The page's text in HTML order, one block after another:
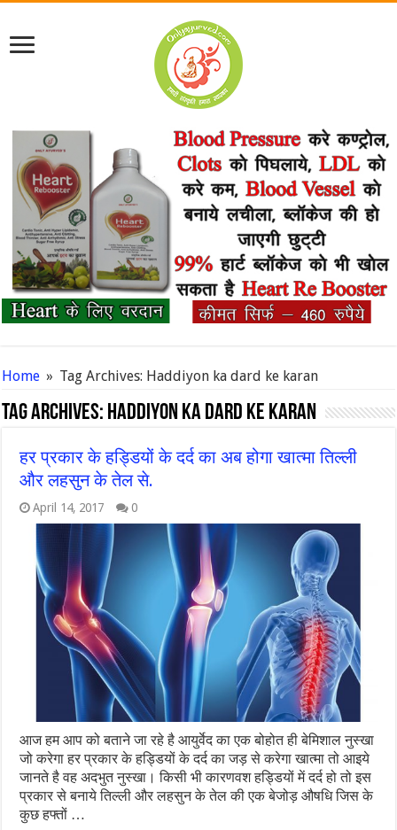
Home » Tag Archives: Haddiyon ka dard ke karan
Tag Archives: Haddiyon ka dard ke karan
हर प्रकार के हड्डियों के दर्द का अब होगा खात्मा तिल्ली
और लहसुन के तेल से.
April 14, 2017 0
आज हम आप को बताने जा रहे है आयुर्वेद का एक बोहोत ही बेमिशाल नुस्खा
जो करेगा हर प्रकार के हड्डियों के दर्द का जड़ से करेगा खात्मा तो आइये
जानते है वह अदभुत नुस्खा। किसी भी कारणवश हड्डियों में दर्द हो तो इस
प्रकार से बनाये तिल्ली और लहसुन के तेल की एक बेजोड़ औषधि जिस के
कुछ हफ्तों …